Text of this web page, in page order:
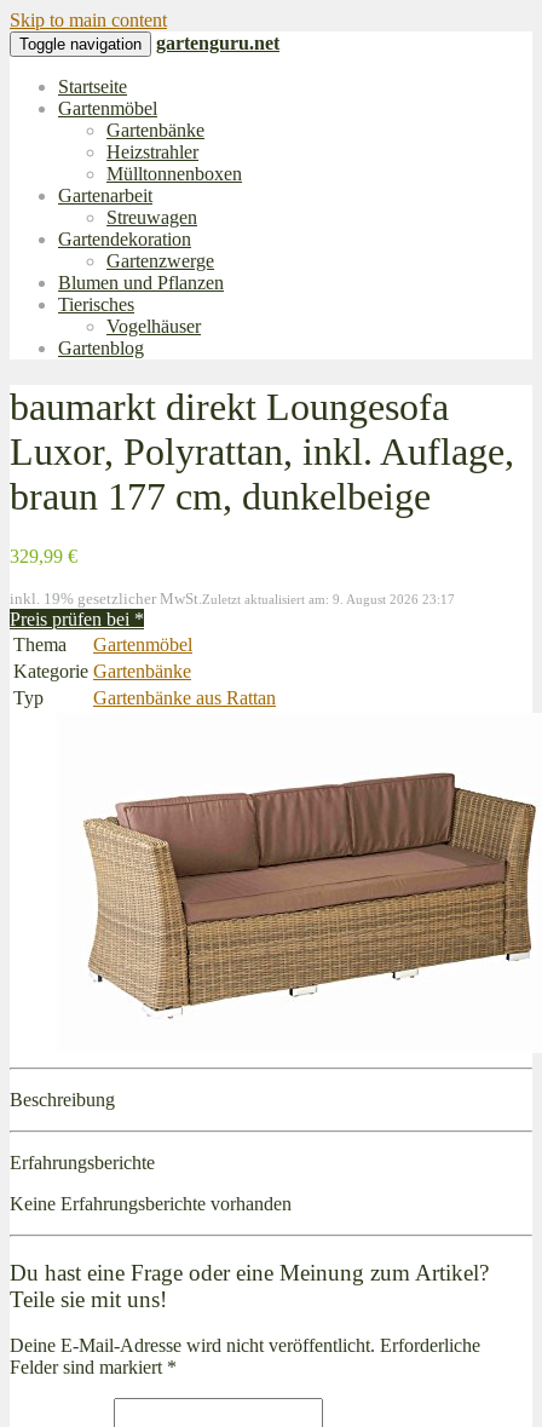
Skip to main content
Toggle navigation gartenguru.net
Startseite
Gartenmöbel
Gartenbänke
Heizstrahler
Mülltonnenboxen
Gartenarbeit
Streuwagen
Gartendekoration
Gartenzwerge
Blumen und Pflanzen
Tierisches
Vogelhäuser
Gartenblog
baumarkt direkt Loungesofa
Luxor, Polyrattan, inkl. Auflage,
braun 177 cm, dunkelbeige
329,99 €
inkl. 19% gesetzlicher MwSt. Zuletzt aktualisiert am: 9. August 2026 23:17
Preis prüfen bei *
Thema
Gartenmöbel
Kategorie Gartenbänke
Typ
Gartenbänke aus Rattan
Beschreibung
Erfahrungsberichte
Keine Erfahrungsberichte vorhanden
Du hast eine Frage oder eine Meinung zum Artikel?
Teile sie mit uns!
Deine E-Mail-Adresse wird nicht veröffentlicht. Erforderliche
Felder sind markiert *